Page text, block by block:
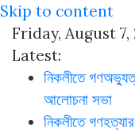
Skip to content
Friday, August 7,
Latest:
নিকলীতে
আলোচনা সভা
নিকলীতে